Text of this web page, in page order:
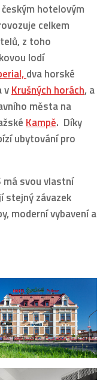
hotelovým
celkem
z toho
lodí
dva horské
vKrušných horách, a
města na
Kampě. Díky
ubytování pro
má svou vlastní
stejný závazek
moderní vybavení a